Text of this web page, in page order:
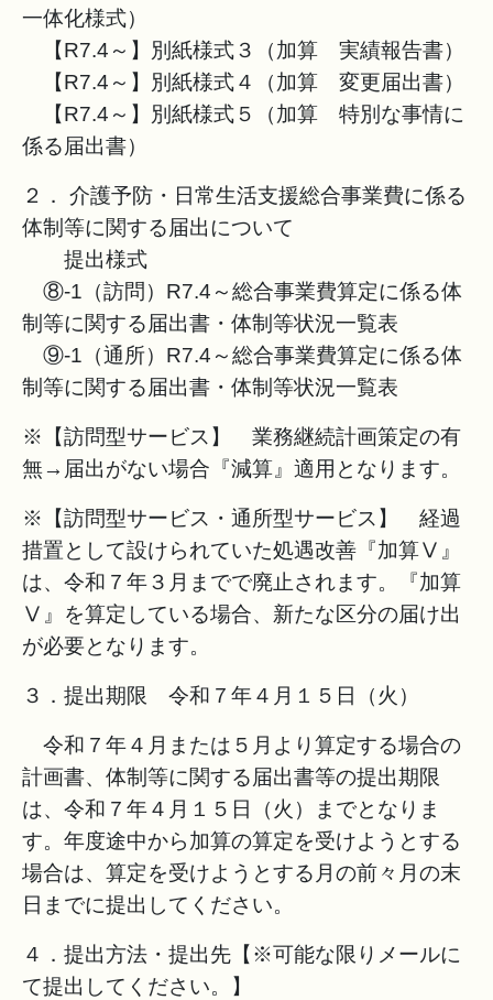
一体化様式）
【R7.4～】別紙様式３（加算 実績報告書）
【R7.4～】別紙様式４（加算 変更届出書）
【R7.4～】別紙様式５（加算 特別な事情に
係る届出書）
２． 介護予防・日常生活支援総合事業費に係る
体制等に関する届出について
提出様式
⑧-1（訪問）R7.4～総合事業費算定に係る体
制等に関する届出書・体制等状況一覧表
⑨-1（通所）R7.4～総合事業費算定に係る体
制等に関する届出書・体制等状況一覧表
※【訪問型サービス】 業務継続計画策定の有
無→届出がない場合『減算』適用となります。
※【訪問型サービス・通所型サービス】 経過
措置として設けられていた処遇改善『加算Ⅴ』
は、令和７年３月までで廃止されます。『加算
Ⅴ』を算定している場合、新たな区分の届け出
が必要となります。
３．提出期限 令和７年４月１５日（火）
令和７年４月または５月より算定する場合の
計画書、体制等に関する届出書等の提出期限
は、令和７年４月１５日（火）までとなりま
す。年度途中から加算の算定を受けようとする
場合は、算定を受けようとする月の前々月の末
日までに提出してください。
４．提出方法・提出先【※可能な限りメールに
て提出してください。】